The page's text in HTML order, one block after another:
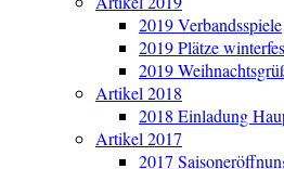
2019 Verbandsspiele
2019 Plätze
2019
Artikel 2018
2018 Einladung
Artikel 2017
2017